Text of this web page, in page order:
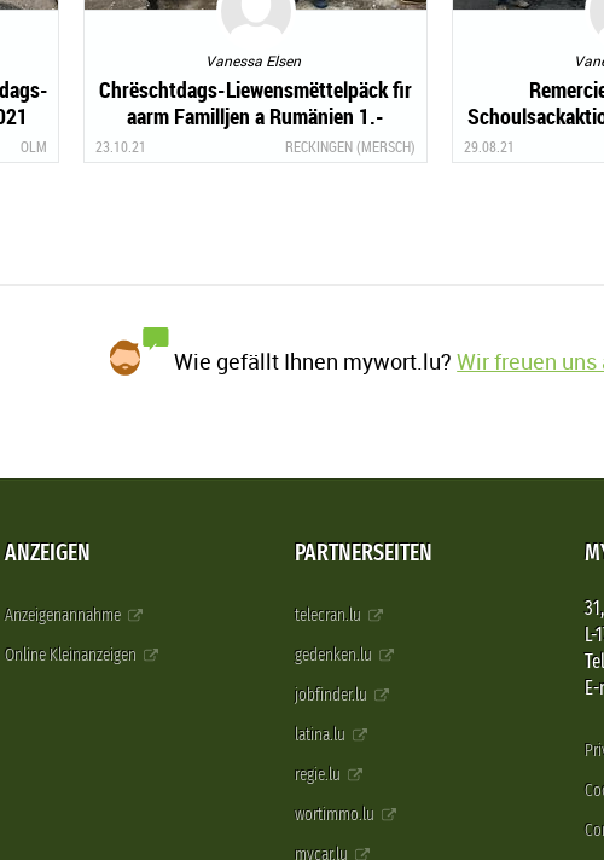
OLM
Vanessa Elsen
Chrëschtdags-Liewensmëttelpäck fir
aarm Familljen a Rumänien 1.-
20.11.2021
23.10.21 RECKINGEN (MERSCH) 29.08.21
Wie gefällt Ihnen mywort.lu?Wir freuen uns
ANZEIGEN
Anzeigenannahme
Online Kleinanzeigen
PARTNERSEITEN
telecran.lu
gedenken.lu
jobfinder.lu
latina.lu
regie.lu
wortimmo.lu
mycar.lu
L-